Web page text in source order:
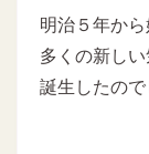
明治５年か
多くの新し
誕生したの